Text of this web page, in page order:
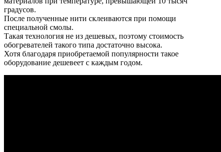
градусов.
После полученные нити склеиваются при помощи
специальной смолы.
Такая технология не из дешевых, поэтому стоимость
обогревателей такого типа достаточно высока.
Хотя благодаря приобретаемой популярности такое
оборудование дешевеет с каждым годом.